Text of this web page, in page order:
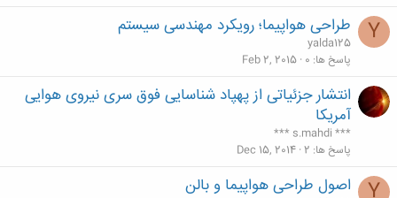
Y طراحی هواپیما؛ رویکرد مهندسی سیستم
yalda125
پاسخ ها 0
Feb 2, 2015
انتشار جزئیاتی از پهپاد شناسایی فوق سری نیروی هوایی
آمریکا
*** s.mahdi ***
پاسخ ها 2
Dec 15, 2014
اصول طراحی هواپیما و بالن